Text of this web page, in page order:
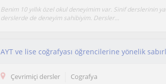
Benim 10 yıllık özel okul deneyimim var. Sinif derslerinin
derslerde de deneyim sahibiyim. Dersler...
AYT ve lise coğrafyası öğrencilerine yönelik
Çevrimiçi dersler Cografya